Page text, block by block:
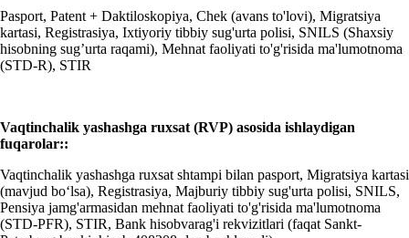
Pasport, Patent + Daktiloskopiya, Chek (avans to'lovi), Migratsiya
kartasi, Registrasiya, Ixtiyoriy tibbiy sug'urta polisi, SNILS (Shaxsiy
hisobning sug’urta raqami), Mehnat faoliyati to'g'risida ma'lumotnoma
(STD-R), STIR
Vaqtinchalik yashashga ruxsat (RVP) asosida ishlaydigan
fuqarolar::
Vaqtinchalik yashashga ruxsat shtampi bilan pasport, Migratsiya kartasi
(mavjud bo‘lsa), Registrasiya, Majburiy tibbiy sug'urta polisi, SNILS,
Pensiya jamg'armasidan mehnat faoliyati to'g'risida ma'lumotnoma
(STD-PFR), STIR, Bank hisobvarag'i rekvizitlari (faqat Sankt-